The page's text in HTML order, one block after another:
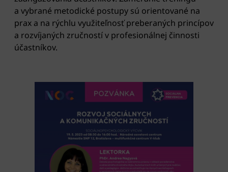
a vybrané metodické postupy sú orientované na
prax a na rýchlu využiteľnosť preberaných princípov
a rozvíjaných zručností v profesionálnej činnosti
účastníkov.